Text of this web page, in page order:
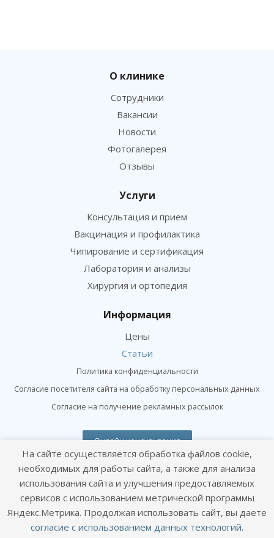
О клинике
Сотрудники
Вакансии
Новости
Фотогалерея
Отзывы
Услуги
Консультация и прием
Вакцинация и профилактика
Чипирование и сертификация
Лаборатория и анализы
Хирургия и ортопедия
Информация
Цены
Статьи
Политика конфиденциальности
Согласие посетителя сайта на обработку персональных данных
Согласие на получение рекламных рассылок
Онлайн консультация
Оставайтесь на связи
На сайте осуществляется обработка файлов cookie,
необходимых для работы сайта, а также для анализа
использования сайта и улучшения предоставляемых
сервисов с использованием метрической программы
Яндекс.Метрика. Продолжая использовать сайт, вы даете
согласие с использованием данных технологий.